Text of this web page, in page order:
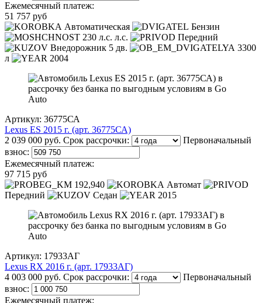
Ежемесячный платеж:
51 757 руб
Автоматическая
Бензин
230 л.с. л.с.
Передний
Внедорожник 5 дв.
3300
л
2004
Артикул: 36775СА
Lexus ES 2015 г. (арт. 36775СА)
2 039 000 руб. Срок рассрочки:
Первоначальный
взнос:
Ежемесячный платеж:
97 715 руб
192,940
Автомат
Передний
Седан 2015
Артикул: 17933АГ
Lexus RX 2016 г. (арт. 17933АГ)
4 003 000 руб. Срок рассрочки:
Первоначальный
взнос:
Ежемесячный платеж: